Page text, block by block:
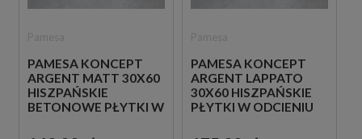
PAMESA KONCEPT
ARGENT MATT 30X60
HISZPAŃSKIE
BETONOWE PŁYTKI W
PAMESA KONCEPT
ARGENT LAPPATO
30X60 HISZPAŃSKIE
PŁYTKI W ODCIENIU